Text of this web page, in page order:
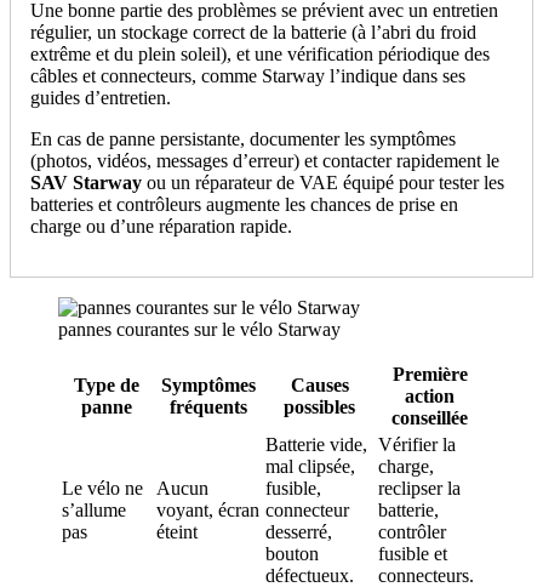
Une bonne partie des problèmes se prévient avec un entretien
régulier, un stockage correct de la batterie (à l’abri du froid
extrême et du plein soleil), et une vérification périodique des
câbles et connecteurs, comme Starway l’indique dans ses
guides d’entretien.
En cas de panne persistante, documenter les symptômes
(photos, vidéos, messages d’erreur) et contacter rapidement le
SAV Starway ou un réparateur de VAE équipé pour tester les
batteries et contrôleurs augmente les chances de prise en
charge ou d’une réparation rapide.
pannes courantes sur le vélo Starway
Type de
panne
Symptômes
fréquents
Causes
possibles
Première
action
conseillée
Le vélo ne
s’allume
pas
Aucun
voyant, écran
éteint
Batterie vide,
mal clipsée,
fusible,
connecteur
desserré,
bouton
défectueux.
Vérifier la
charge,
reclipser la
batterie,
contrôler
fusible et
connecteurs.